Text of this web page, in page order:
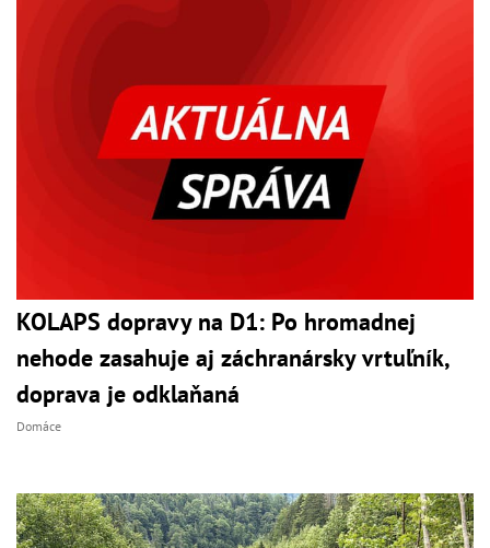
KOLAPS dopravy na D1: Po hromadnej
nehode zasahuje aj záchranársky vrtuľník,
doprava je odklaňaná
Domáce